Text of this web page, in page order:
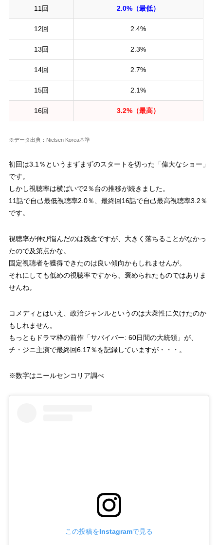
11回 2.0%（最低）
12回 2.4%
13回 2.3%
14回 2.7%
15回 2.1%
16回 3.2%（最高）
※データ出典：Nielsen Korea基準
初回は3.1％というまずまずのスタートを切った「偉大なショー」
です。
しかし視聴率は横ばいで2％台の推移が続きました。
11話で自己最低視聴率2.0％、最終回16話で自己最高視聴率3.2％
です。
視聴率が伸び悩んだのは残念ですが、大きく落ちることがなかっ
たので及第点かな。
固定視聴者を獲得できたのは良い傾向かもしれませんが。
それにしても低めの視聴率ですから、褒められたものではありま
せんね。
コメディとはいえ、政治ジャンルというのは大衆性に欠けたのか
もしれません。
もっともドラマ枠の前作「サバイバー: 60日間の大統領」が、
チ・ジニ主演で最終回6.17％を記録していますが・・・。
※数字はニールセンコリア調べ
この投稿をInstagramで見る